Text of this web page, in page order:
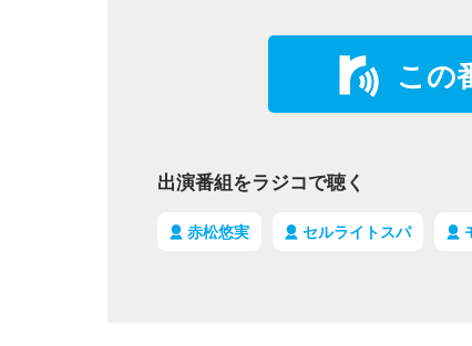
この
出演番組をラジコで聴く
赤松悠実 セルライトスパ